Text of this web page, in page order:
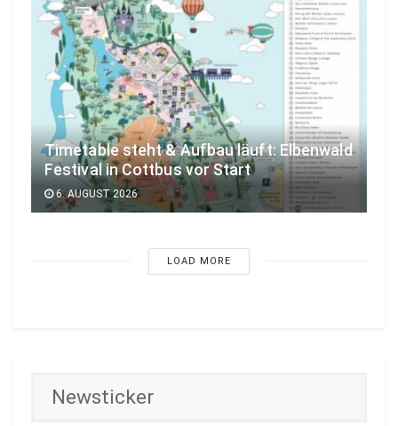
Timetable steht & Aufbau läuft: Elbenwald
Festival in Cottbus vor Start
6. AUGUST 2026
LOAD MORE
Newsticker